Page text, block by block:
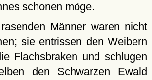
schonen möge.
Männer waren nicht
sie entrissen den Weibern
Flachsbraken und schlugen
den Schwarzen Ewald